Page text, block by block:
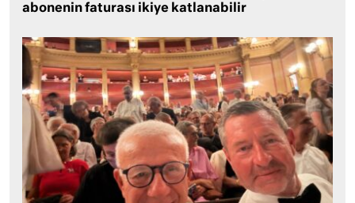
abonenin faturası ikiye katlanabilir